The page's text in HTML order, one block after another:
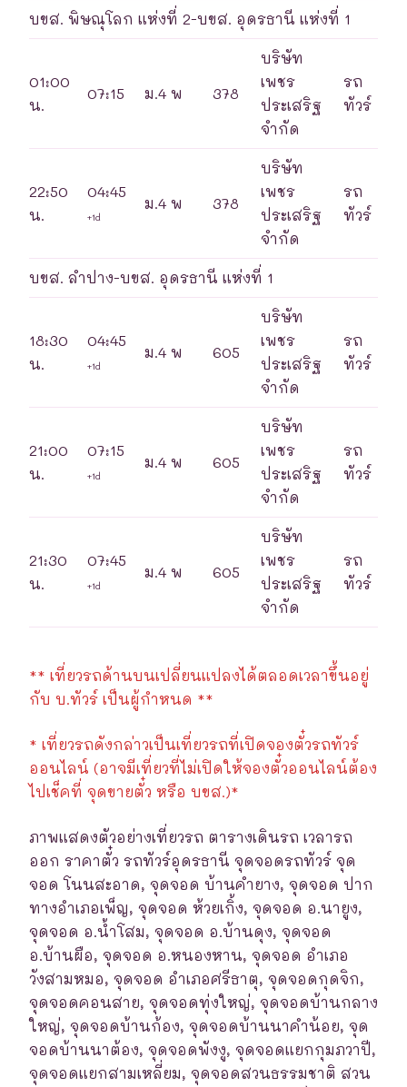
บขส. พิษณุโลก แห่งที่ 2-บขส. อุดรธานี แห่งที่ 1
01:00
น.
07:15 ม.4 พ 378
บริษัท
เพชร
ประเสริฐ
จำกัด
รถ
ทัวร์
22:50
น.
04:45
+1d
ม.4 พ 378
บริษัท
เพชร
ประเสริฐ
จำกัด
รถ
ทัวร์
บขส. ลำปาง-บขส. อุดรธานี แห่งที่ 1
18:30
น.
04:45
+1d
ม.4 พ 605
บริษัท
เพชร
ประเสริฐ
จำกัด
รถ
ทัวร์
21:00
น.
07:15
+1d
ม.4 พ 605
บริษัท
เพชร
ประเสริฐ
จำกัด
รถ
ทัวร์
21:30
น.
07:45
+1d
ม.4 พ 605
บริษัท
เพชร
ประเสริฐ
จำกัด
รถ
ทัวร์
** เที่ยวรถด้านบนเปลี่ยนแปลงได้ตลอดเวลาขึ้นอยู่
กับ บ.ทัวร์ เป็นผู้กำหนด **
* เที่ยวรถดังกล่าวเป็นเที่ยวรถที่เปิดจองตั๋วรถทัวร์
ออนไลน์ (อาจมีเที่ยวที่ไม่เปิดให้จองตั๋วออนไลน์ต้อง
ไปเช็คที่ จุดขายตั๋ว หรือ บขส.)*
ภาพแสดงตัวอย่างเที่ยวรถ ตารางเดินรถ เวลารถ
ออก ราคาตั๋ว รถทัวร์อุดรธานี จุดจอดรถทัวร์ จุด
จอด โนนสะอาด, จุดจอด บ้านคำยาง, จุดจอด ปาก
ทางอำเภอเพ็ญ, จุดจอด ห้วยเกิ้ง, จุดจอด อ.นายูง,
จุดจอด อ.น้ำโสม, จุดจอด อ.บ้านดุง, จุดจอด
อ.บ้านผือ, จุดจอด อ.หนองหาน, จุดจอด อำเภอ
วังสามหมอ, จุดจอด อำเภอศรีธาตุ, จุดจอดกุดจิก,
จุดจอดคอนสาย, จุดจอดทุ่งใหญ่, จุดจอดบ้านกลาง
ใหญ่, จุดจอดบ้านก้อง, จุดจอดบ้านนาคำน้อย, จุด
จอดบ้านนาต้อง, จุดจอดพังงู, จุดจอดแยกกุมภวาปี,
จุดจอดแยกสามเหลี่ยม, จุดจอดสวนธรรมชาติ สวน